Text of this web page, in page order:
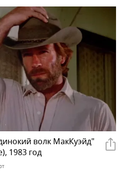
волк МакКуэйд"
1983 год